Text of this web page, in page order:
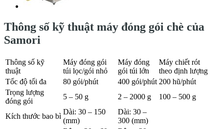
Thông số kỹ thuật máy đóng gói chè của
Samori
Thông số kỹ
thuật
Máy đóng gói
túi lọc/gói nhỏ
Máy đóng
gói túi lớn
Máy chiết rót
theo định lượng
Tốc độ tối đa
80 gói/phút 400 gói/phút 200 hũ/phút
Trọng lượng
đóng gói
5 – 50 g 2 – 2000 g 100 – 500 g
Kích thước bao bì
Dài: 30 – 150
(mm)
Dài: 30 –
300 (mm)